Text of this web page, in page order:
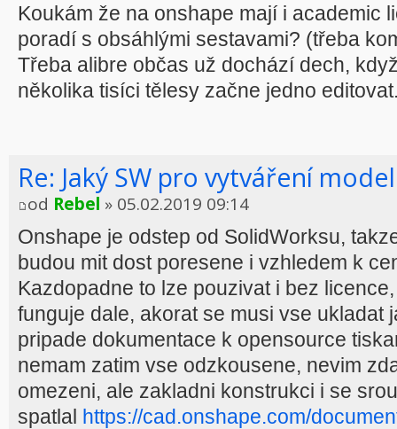
Koukám že na onshape mají i academic
poradí s obsáhlými sestavami? (třeba
Třeba alibre občas už dochází dech,
několika tisíci tělesy začne jedno
Re: Jaký SW pro vytváření
od Rebel » 05.02.2019 09:14
Onshape je odstep od SolidWorksu,
budou mit dost poresene i vzhledem k
Kazdopadne to lze pouzivat i bez
funguje dale, akorat se musi vse ukladat
pripade dokumentace k opensource
nemam zatim vse odzkousene, nevim
omezeni, ale zakladni konstrukci i se
spatlal https://cad.onshape.com/